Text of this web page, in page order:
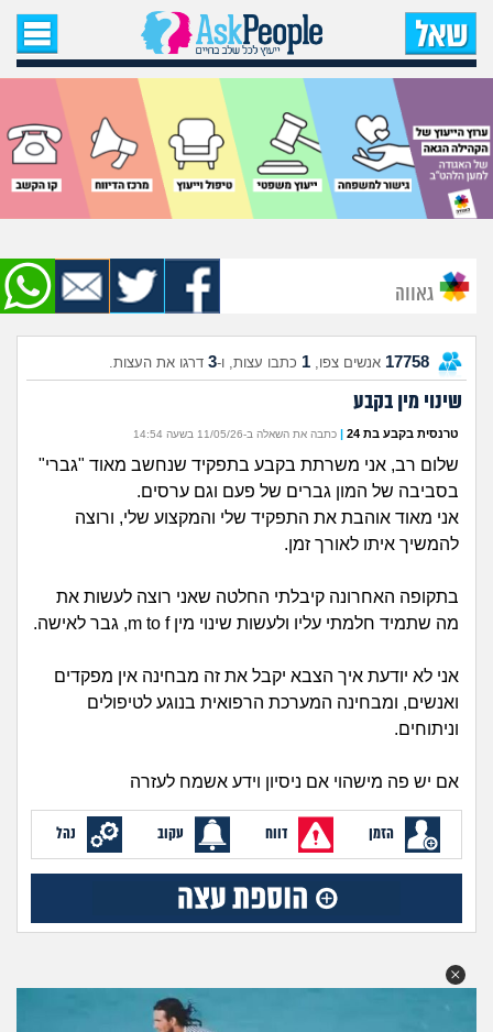
עמוד הבית
שאל שאלה
שאלות חדשות
שאלות שעוררו עניין
עצות חדשות
מתחם הטיפים
מדורים
זוגיות
הורות ומשפחה
לימודים וסטודנטים
עבודה וקריירה
חברים ואנשים
מה שעובר עליי
חיפוש שאלות
גאווה
17758 אנשים צפו, 1 כתבו עצות, ו-3 דרגו את העצות.
שינוי מין בקבע
טרנסית בקבע בת 24 | כתבה את השאלה ב-11/05/26 בשעה 14:54
שלום רב, אני משרתת בקבע בתפקיד שנחשב מאוד "גברי"
בסביבה של המון גברים של פעם וגם ערסים.
אני מאוד אוהבת את התפקיד שלי והמקצוע שלי, ורוצה
להמשיך איתו לאורך זמן.
בתקופה האחרונה קיבלתי החלטה שאני רוצה לעשות את
מה שתמיד חלמתי עליו ולעשות שינוי מין m to f, גבר לאישה.
אני לא יודעת איך הצבא יקבל את זה מבחינה אין מפקדים
ואנשים, ומבחינה המערכת הרפואית בנוגע לטיפולים
וניתוחים.
אם יש פה מישהוי אם ניסיון וידע אשמח לעזרה
הזמן דווח עקוב נהל